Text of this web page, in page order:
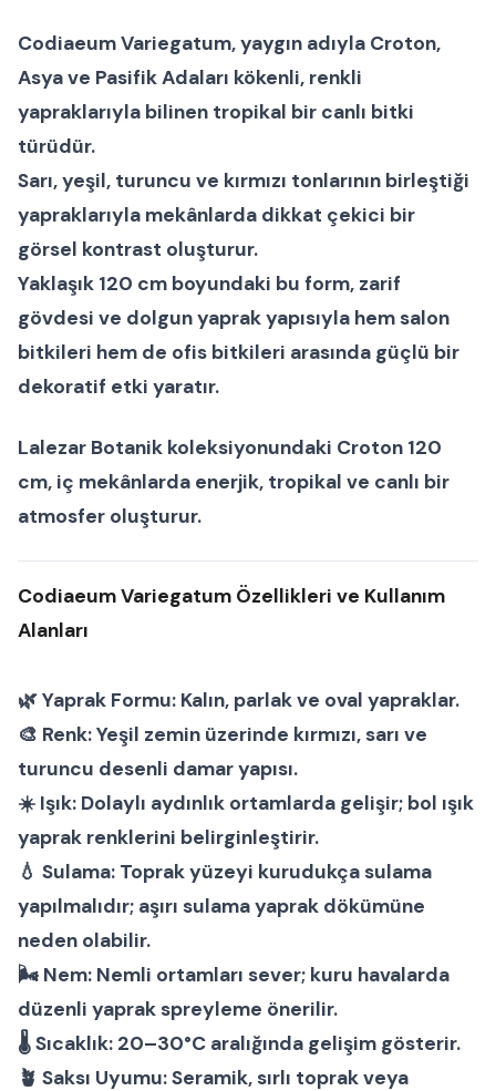
Codiaeum Variegatum, yaygın adıyla Croton,
Asya ve Pasifik Adaları kökenli, renkli
yapraklarıyla bilinen tropikal bir canlı bitki
türüdür.
Sarı, yeşil, turuncu ve kırmızı tonlarının birleştiği
yapraklarıyla mekânlarda dikkat çekici bir
görsel kontrast oluşturur.
Yaklaşık 120 cm boyundaki bu form, zarif
gövdesi ve dolgun yaprak yapısıyla hemsalon
bitkileri hem de ofis bitkileri arasında güçlü bir
dekoratif etki yaratır.
Lalezar Botanik koleksiyonundaki Croton 120
cm, iç mekânlarda enerjik, tropikal ve canlı bir
atmosfer oluşturur.
Codiaeum Variegatum Özellikleri ve Kullanım
Alanları
🌿Yaprak Formu: Kalın, parlak ve oval yapraklar.
🎨 Renk:Yeşil zemin üzerinde kırmızı, sarı ve
turuncu desenli damar yapısı.
☀️ Işık: Dolaylı aydınlık ortamlarda gelişir; bol ışık
yaprak renklerini belirginleştirir.
💧 Sulama: Toprak yüzeyi kurudukça sulama
yapılmalıdır; aşırı sulama yaprak dökümüne
neden olabilir.
🌬 Nem: Nemli ortamları sever; kuru havalarda
düzenli yaprak spreyleme önerilir.
🌡Sıcaklık: 20–30°C aralığında gelişim gösterir.
🪴 Saksı Uyumu:Seramik, sırlı toprak veya